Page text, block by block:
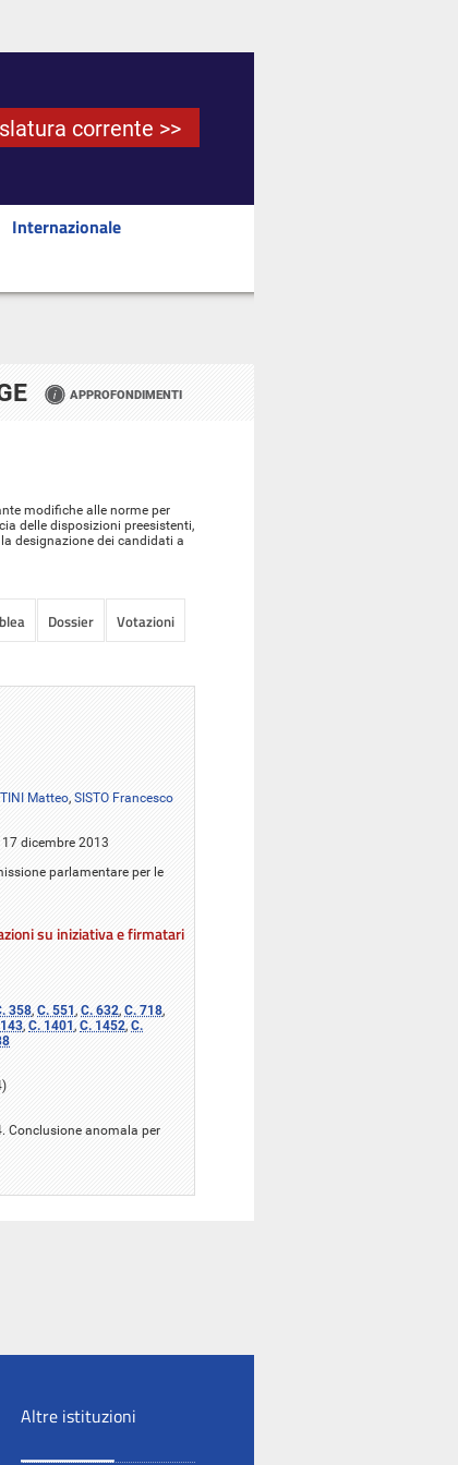
corrente >>
Internazionale
APPROFONDIMENTI
modifiche alle norme per
delle disposizioni preesistenti,
designazione dei candidati a
Dossier
Votazioni
Matteo, SISTO Francesco
17 dicembre 2013
parlamentare per le
su iniziativa e firmatari
358, C. 551 , C. 632, C. 718,
, C. 1401, C. 1452, C.
Conclusione anomala per
Altre istituzioni